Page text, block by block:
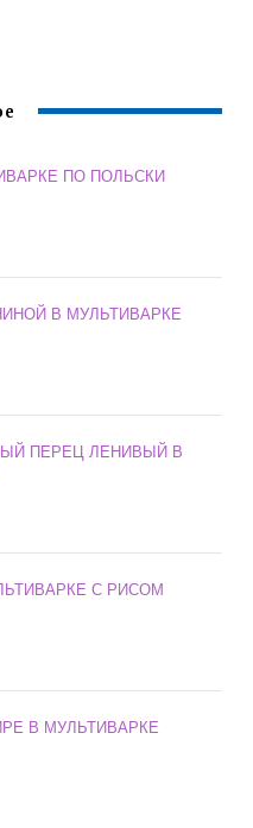
ПО ПОЛЬСКИ
В МУЛЬТИВАРКЕ
ПЕРЕЦ ЛЕНИВЫЙ В
С РИСОМ
В МУЛЬТИВАРКЕ